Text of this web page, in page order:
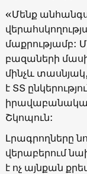
«Մենք
մաքրությամբ:
բազաների
մինչև
է ՏՏ
Շկոպուն:
Լրագրողները
վերաբերում
է ոչ այնքան